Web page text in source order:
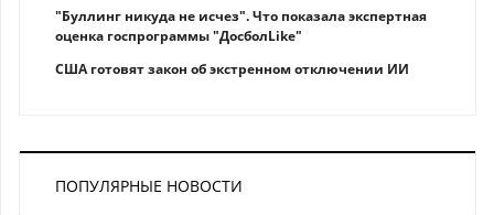
"Буллинг никуда не исчез". Что показала экспертная
оценка госпрограммы "ДосболLike"
США готовят закон об экстренном отключении ИИ
ПОПУЛЯРНЫЕ НОВОСТИ